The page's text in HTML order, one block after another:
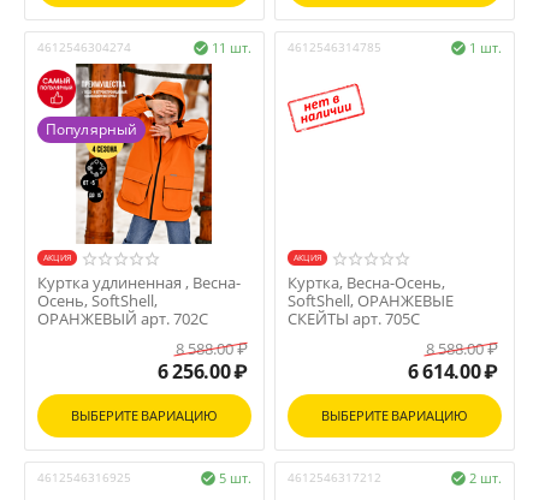
4612546304274 11 шт.

Популярный
AКЦИЯ
Куртка удлиненная , Весна-
Осень, SoftShell,
ОРАНЖЕВЫЙ арт. 702С
8 588.00₽
6 256.00₽
ВЫБЕРИТЕ ВАРИАЦИЮ
4612546314785 1 шт.

AКЦИЯ
Куртка, Весна-Осень,
SoftShell, ОРАНЖЕВЫЕ
СКЕЙТЫ арт. 705С
8 588.00₽
6 614.00₽
ВЫБЕРИТЕ ВАРИАЦИЮ
4612546316925 5 шт.
 4612546317212 2 шт.
